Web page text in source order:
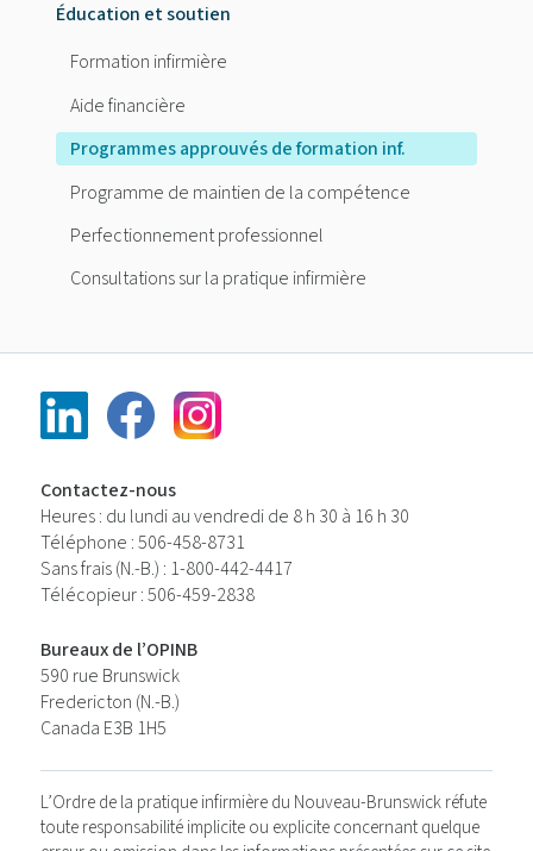
Éducation et soutien
Formation infirmière
Aide financière
Programmes approuvés de formation inf.
Programme de maintien de la compétence
Perfectionnement professionnel
Consultations sur la pratique infirmière
Contactez-nous
Heures : du lundi au vendredi de 8 h 30 à 16 h 30
Téléphone : 506-458-8731
Sans frais (N.-B.) : 1-800-442-4417
Télécopieur : 506-459-2838
Bureaux de l’OPINB
590 rue Brunswick
Fredericton (N.-B.)
Canada E3B 1H5
L’Ordre de la pratique infirmière du Nouveau-Brunswick réfute
toute responsabilité implicite ou explicite concernant quelque